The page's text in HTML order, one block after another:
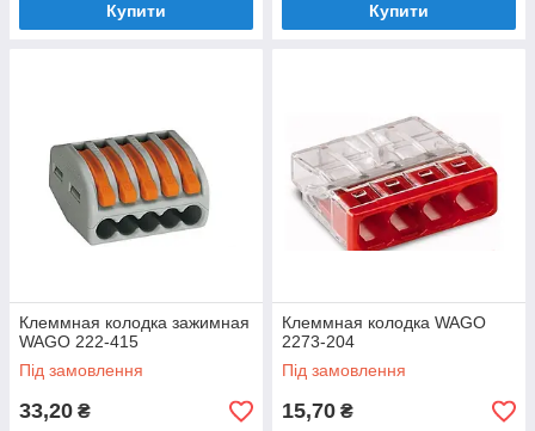
Купити Купити
Клеммная колодка зажимная
WAGO 222-415
Під замовлення
33,20 ₴
Клеммная колодка WAGO
2273-204
Під замовлення
15,70 ₴